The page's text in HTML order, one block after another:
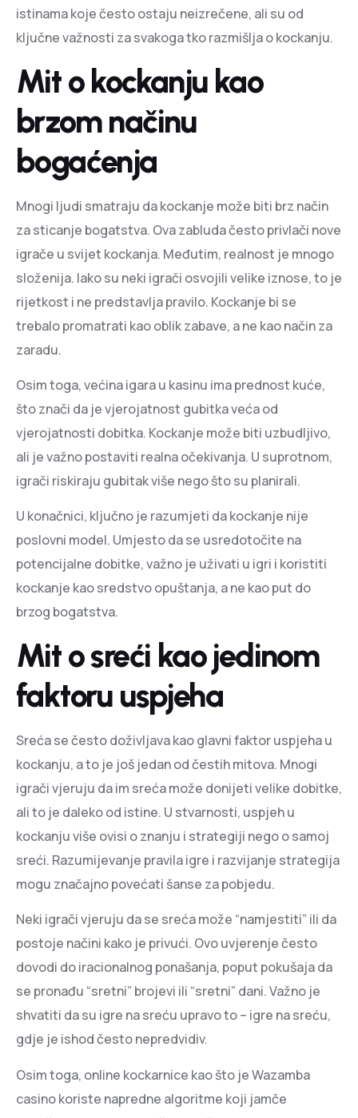
istinama koje često ostaju neizrečene, ali su od
ključne važnosti za svakoga tko razmišlja o kockanju.
Mit o kockanju kao
brzom načinu
bogaćenja
Mnogi ljudi smatraju da kockanje može biti brz način
za sticanje bogatstva. Ova zabluda često privlači nove
igrače u svijet kockanja. Međutim, realnost je mnogo
složenija. Iako su neki igrači osvojili velike iznose, to je
rijetkost i ne predstavlja pravilo. Kockanje bi se
trebalo promatrati kao oblik zabave, a ne kao način za
zaradu.
Osim toga, većina igara u kasinu ima prednost kuće,
što znači da je vjerojatnost gubitka veća od
vjerojatnosti dobitka. Kockanje može biti uzbudljivo,
ali je važno postaviti realna očekivanja. U suprotnom,
igrači riskiraju gubitak više nego što su planirali.
U konačnici, ključno je razumjeti da kockanje nije
poslovni model. Umjesto da se usredotočite na
potencijalne dobitke, važno je uživati u igri i koristiti
kockanje kao sredstvo opuštanja, a ne kao put do
brzog bogatstva.
Mit o sreći kao jedinom
faktoru uspjeha
Sreća se često doživljava kao glavni faktor uspjeha u
kockanju, a to je još jedan od čestih mitova. Mnogi
igrači vjeruju da im sreća može donijeti velike dobitke,
ali to je daleko od istine. U stvarnosti, uspjeh u
kockanju više ovisi o znanju i strategiji nego o samoj
sreći. Razumijevanje pravila igre i razvijanje strategija
mogu značajno povećati šanse za pobjedu.
Neki igrači vjeruju da se sreća može “namjestiti” ili da
postoje načini kako je privući. Ovo uvjerenje često
dovodi do iracionalnog ponašanja, poput pokušaja da
se pronađu “sretni” brojevi ili “sretni” dani. Važno je
shvatiti da su igre na sreću upravo to – igre na sreću,
gdje je ishod često nepredvidiv.
Osim toga, online kockarnice kao što je Wazamba
casino koriste napredne algoritme koji jamče